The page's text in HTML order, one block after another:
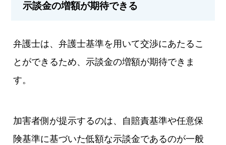
示談金の増額が期待できる
弁護士は、弁護士基準を用いて交渉にあたるこ
とができるため、示談金の増額が期待できま
す。
加害者側が提示するのは、自賠責基準や任意保
険基準に基づいた低額な示談金であるのが一般